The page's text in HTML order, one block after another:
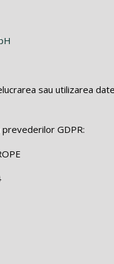
sau utilizarea
GDPR: